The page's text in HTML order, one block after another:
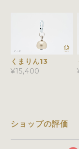
くまりん13
¥15,400
ショップの評価